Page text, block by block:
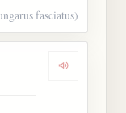
fasciatus)
Dengarkan